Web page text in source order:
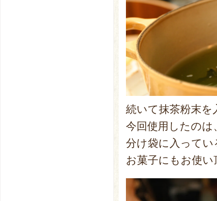
続いて抹茶粉末を
今回使用したのは
分け袋に入って
お菓子にもお使